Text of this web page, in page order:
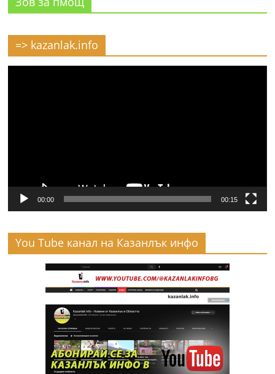
=> kazanlak.info
00:00 00:15
You Tube канал на Казанлък инфо